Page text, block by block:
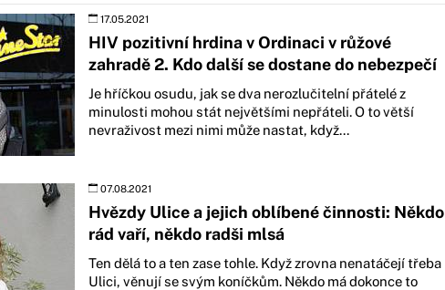
17.05.2021
HIV pozitivní hrdina v Ordinaci v růžové
zahradě 2. Kdo další se dostane do nebezpečí
Je hříčkou osudu, jak se dva nerozlučitelní přátelé z
minulosti mohou stát největšími nepřáteli. O to větší
nevraživost mezi nimi může nastat, když...
07.08.2021
Hvězdy Ulice a jejich oblíbené činnosti: Někdo
rád vaří, někdo radši mlsá
Ten dělá to a ten zase tohle. Když zrovna nenatáčejí třeba
Ulici, věnují se svým koníčkům. Někdo má dokonce to